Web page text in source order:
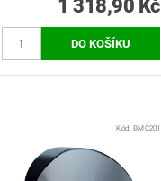
1 318,90 Kč
Kód: BMC201